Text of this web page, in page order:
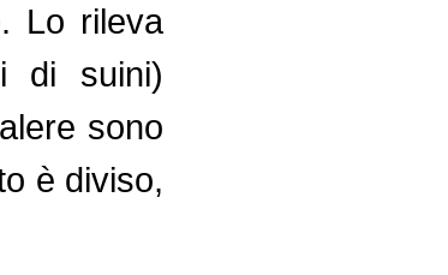
Lo rileva
di suini)
sono
è diviso,